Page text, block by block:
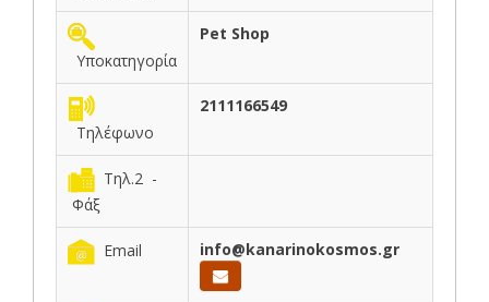
Υποκατηγορία
Pet Shop
Τηλέφωνο
2111166549
Τηλ.2 -
Φάξ
Email info@kanarinokosmos.gr